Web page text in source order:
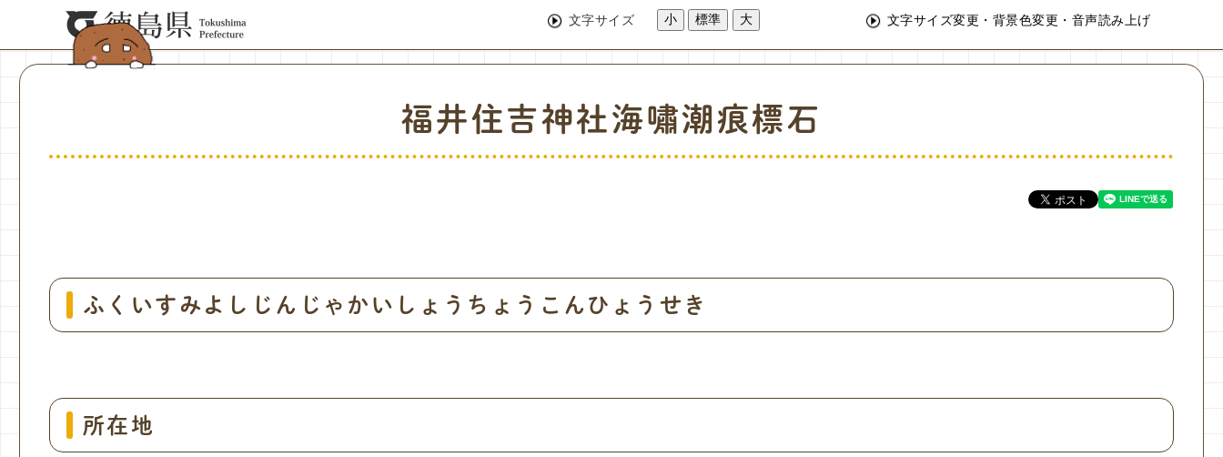
文字サイズ 小 標準 大 文字サイズ変更・背景色変更・音声読み上げ
福井住吉神社海嘯潮痕標石
ふくいすみよしじんじゃかいしょうちょうこんひょうせき
所在地